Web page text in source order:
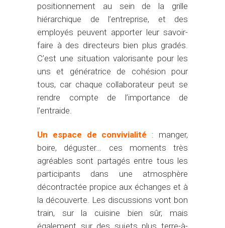
positionnement au sein de la grille
hiérarchique de l’entreprise, et des
employés peuvent apporter leur savoir-
faire à des directeurs bien plus gradés.
C’est une situation valorisante pour les
uns et génératrice de cohésion pour
tous, car chaque collaborateur peut se
rendre compte de l’importance de
l’entraide.
Un espace de convivialité : manger,
boire, déguster… ces moments très
agréables sont partagés entre tous les
participants dans une atmosphère
décontractée propice aux échanges et à
la découverte. Les discussions vont bon
train, sur la cuisine bien sûr, mais